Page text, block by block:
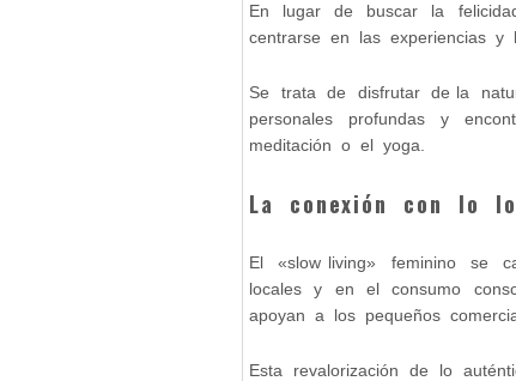
En lugar de buscar la
centrarse en las experiencias y
Se trata de disfrutar de la
personales profundas y
meditación o el yoga.
La conexión con lo
El «slow living» feminino se
locales y en el consumo
apoyan a los pequeños
Esta revalorización de lo